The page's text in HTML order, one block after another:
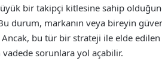
bir takipçi kitlesine sahip
durum, markanın veya bireyin
bu tür bir strateji ile elde
sorunlara yol açabilir.